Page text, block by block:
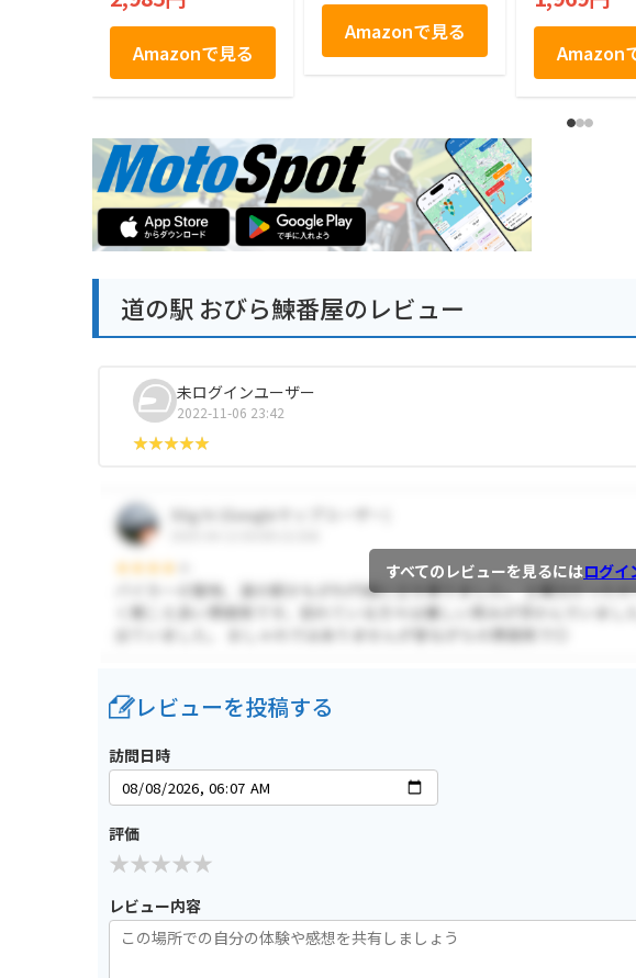
Amazonで見る
Amazonで見る
Amazon
道の駅 おびら鰊番屋のレビュー
未ログインユーザー
2022-11-06 23:42
すべてのレビューを見るにはログイ
レビューを投稿する
訪問日時
評価
レビュー内容